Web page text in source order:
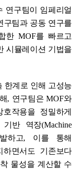
연구팀이 임페리얼
구팀과 공동 연구를
한 MOF를 빠르고
시뮬레이션 기법을
한계로 인해 고성능
, 연구팀은MOF와
작용을 정밀하게
기반 역장(Machine
하고, 이를 통해
면서도 기존보다
물성을 계산할 수